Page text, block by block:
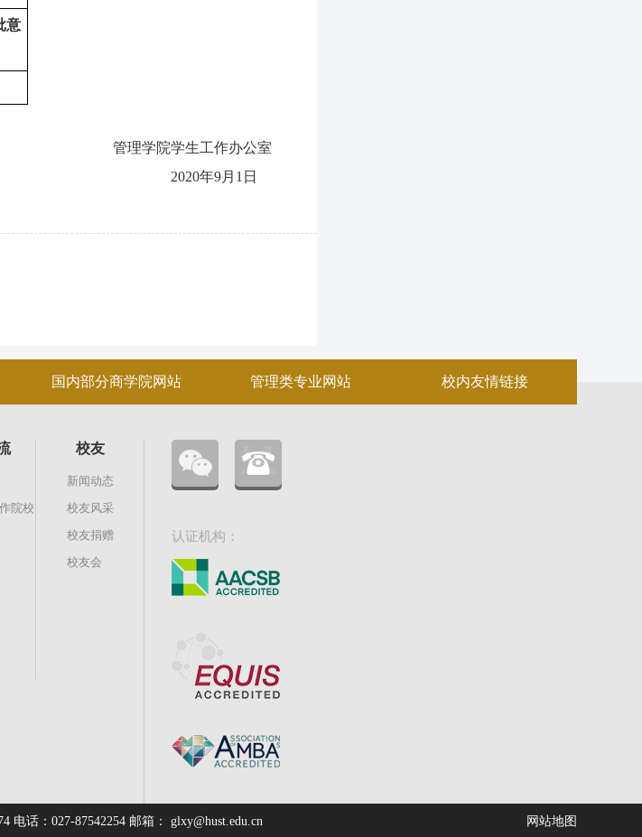
意
管理学院学生工作办公室
2020年9月1日
国内部分商学院网站 管理类专业网站 校内友情链接
院校
校友
新闻动态
校友风采
校友捐赠
校友会
认证机构：
话：027-87542254 邮箱： glxy@hust.edu.cn 网站地图